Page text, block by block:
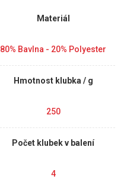
Materiál
80% Bavlna - 20% Polyester
Hmotnost klubka / g
250
Počet klubek v balení
4